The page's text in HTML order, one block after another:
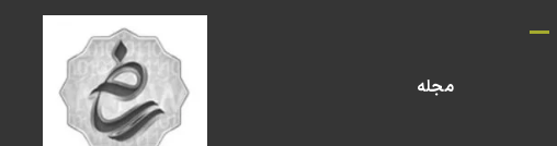
مجله